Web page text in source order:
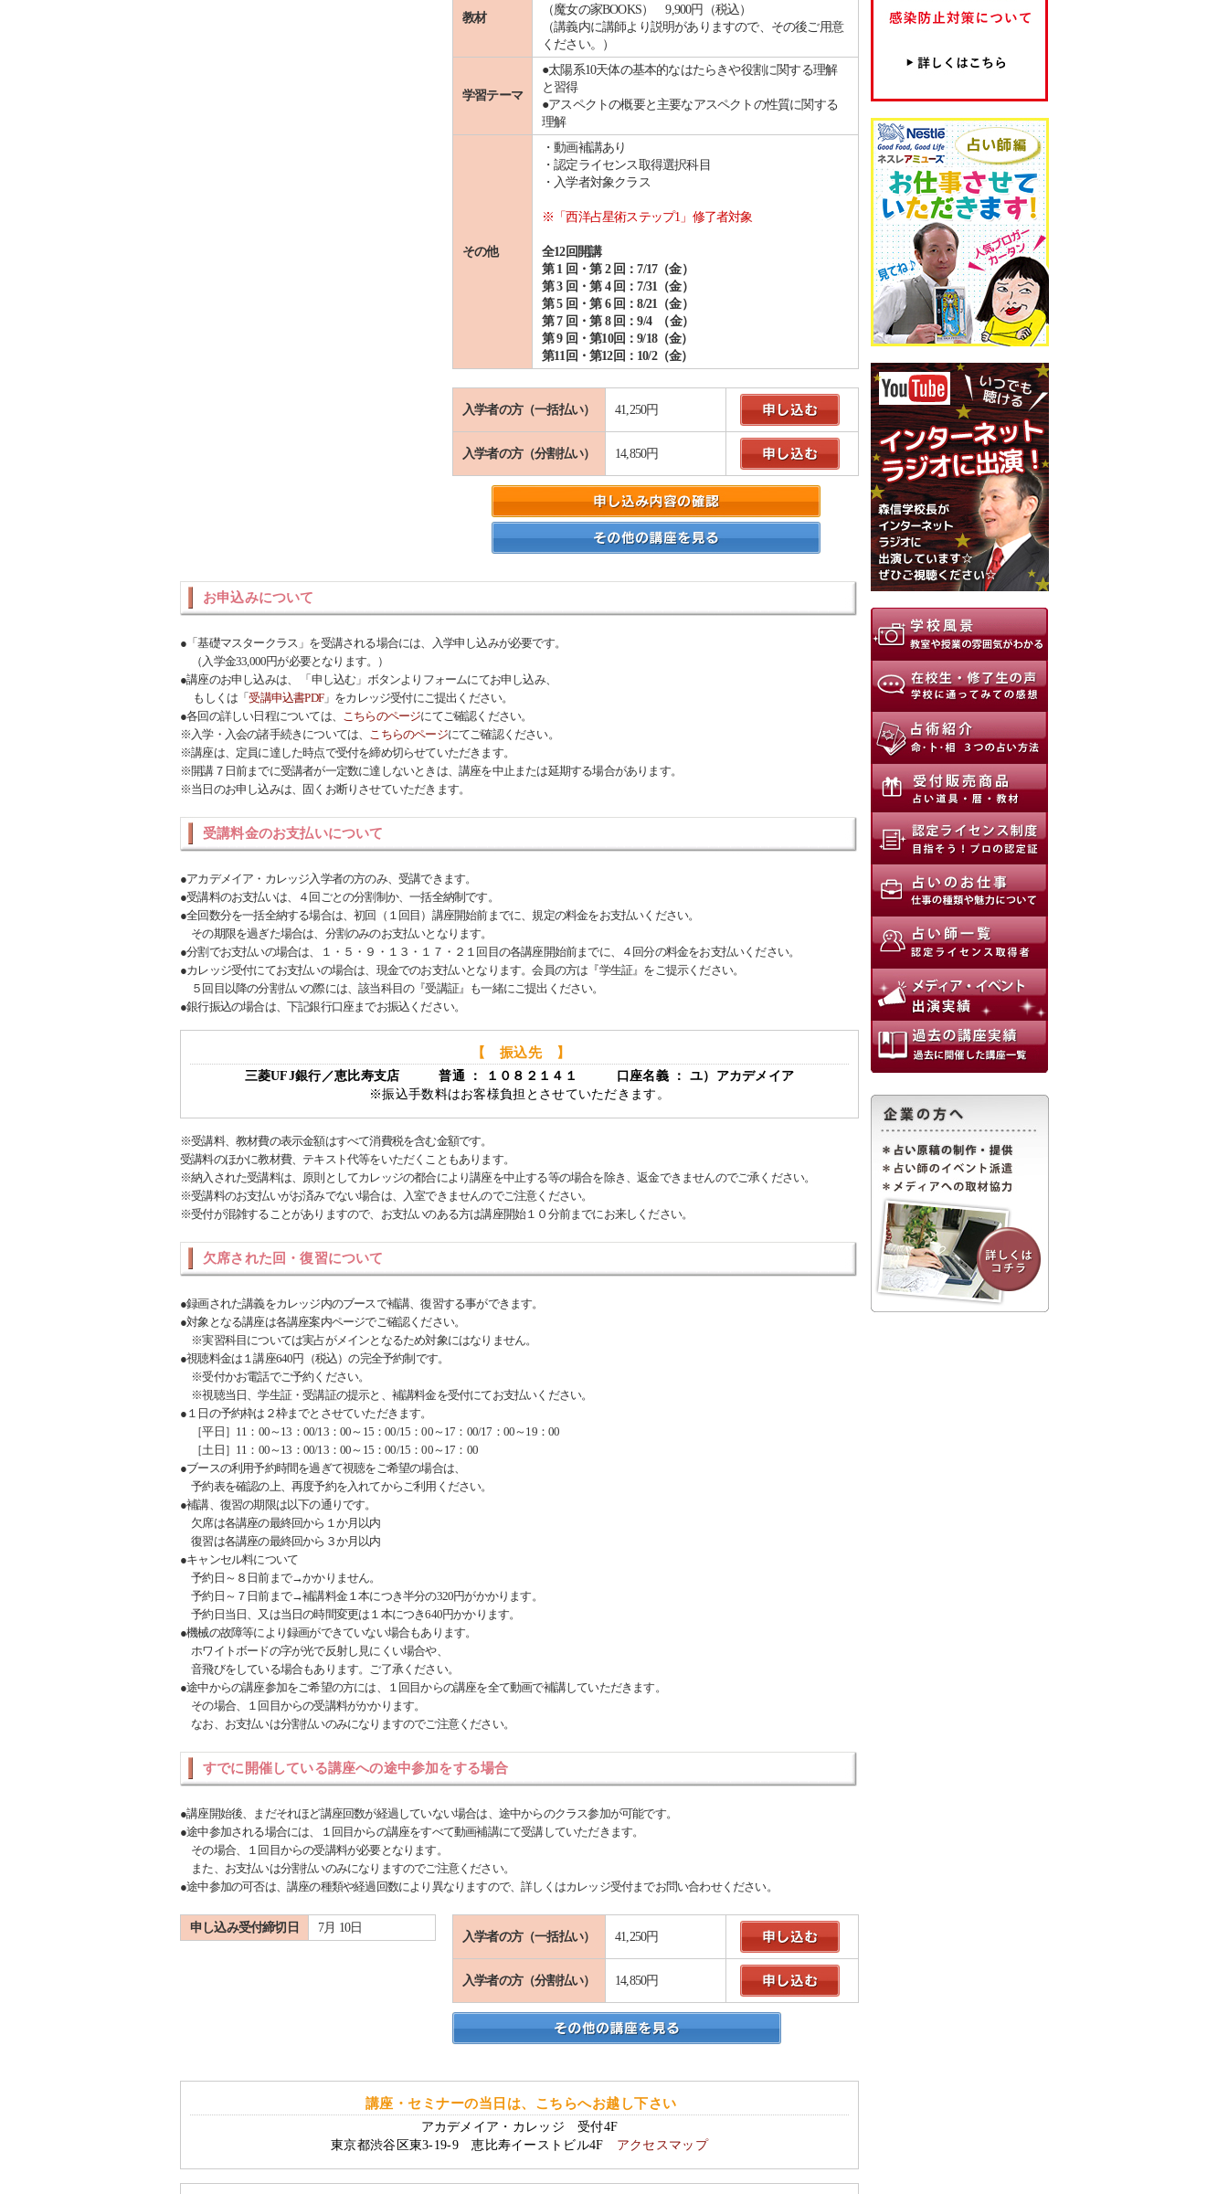
教材
（魔女の家BOOKS） 9,900円（税込）
（講義内に講師より説明がありますので、その後ご用意
ください。）
学習テーマ
●太陽系10天体の基本的なはたらきや役割に関する理解
と習得
●アスペクトの概要と主要なアスペクトの性質に関する
理解
その他
・動画補講あり
・認定ライセンス取得選択科目
・入学者対象クラス
※「西洋占星術ステップ1」修了者対象
全12回開講
第 1 回・第 2 回：7/17（金）
第 3 回・第 4 回：7/31（金）
第 5 回・第 6 回：8/21（金）
第 7 回・第 8 回：9/4 （金）
第 9 回・第10回：9/18（金）
第11回・第12回：10/2（金）
入学者の方（一括払い） 41,250円
入学者の方（分割払い） 14,850円
お申込みについて
●「基礎マスタークラス」を受講される場合には、入学申し込みが必要です。
（入学金33,000円が必要となります。）
●講座のお申し込みは、 「申し込む」ボタンよりフォームにてお申し込み、
もしくは「受講申込書PDF」をカレッジ受付にご提出ください。
●各回の詳しい日程については、 こちらのページにてご確認ください。
※入学・入会の諸手続きについては、 こちらのページにてご確認ください。
※講座は、定員に達した時点で受付を締め切らせていただきます。
※開講７日前までに受講者が一定数に達しないときは、講座を中止または延期する場合があります。
※当日のお申し込みは、固くお断りさせていただきます。
受講料金のお支払いについて
●アカデメイア・カレッジ入学者の方のみ、受講できます。
●受講料のお支払いは、４回ごとの分割制か、一括全納制です。
●全回数分を一括全納する場合は、初回（１回目）講座開始前までに、規定の料金をお支払いください。
その期限を過ぎた場合は、分割のみのお支払いとなります。
●分割でお支払いの場合は、１・５・９・１３・１７・２１回目の各講座開始前までに、４回分の料金をお支払いください。
●カレッジ受付にてお支払いの場合は、現金でのお支払いとなります。会員の方は『学生証』をご提示ください。
５回目以降の分割払いの際には、該当科目の『受講証』も一緒にご提出ください。
●銀行振込の場合は、下記銀行口座までお振込ください。
【 振込先 】
三菱UFJ銀行／恵比寿支店 普通 ： １０８２１４１ 口座名義 ： ユ）アカデメイア
※振込手数料はお客様負担とさせていただきます。
※受講料、教材費の表示金額はすべて消費税を含む金額です。
受講料のほかに教材費、テキスト代等をいただくこともあります。
※納入された受講料は、原則としてカレッジの都合により講座を中止する等の場合を除き、返金できませんのでご承ください。
※受講料のお支払いがお済みでない場合は、入室できませんのでご注意ください。
※受付が混雑することがありますので、お支払いのある方は講座開始１０分前までにお来しください。
欠席された回・復習について
●録画された講義をカレッジ内のブースで補講、復習する事ができます。
●対象となる講座は各講座案内ページでご確認ください。
※実習科目については実占がメインとなるため対象にはなりません。
●視聴料金は１講座640円（税込）の完全予約制です。
※受付かお電話でご予約ください。
※視聴当日、学生証・受講証の提示と、補講料金を受付にてお支払いください。
●１日の予約枠は２枠までとさせていただきます。
［平日］11：00～13：00/13：00～15：00/15：00～17：00/17：00～19：00
［土日］11：00～13：00/13：00～15：00/15：00～17：00
●ブースの利用予約時間を過ぎて視聴をご希望の場合は、
予約表を確認の上、再度予約を入れてからご利用ください。
●補講、復習の期限は以下の通りです。
欠席は各講座の最終回から１か月以内
復習は各講座の最終回から３か月以内
●キャンセル料について
予約日～８日前まで→かかりません。
予約日～７日前まで→補講料金１本につき半分の320円がかかります。
予約日当日、又は当日の時間変更は１本につき640円かかります。
●機械の故障等により録画ができていない場合もあります。
ホワイトボードの字が光で反射し見にくい場合や、
音飛びをしている場合もあります。ご了承ください。
●途中からの講座参加をご希望の方には、１回目からの講座を全て動画で補講していただきます。
その場合、１回目からの受講料がかかります。
なお、お支払いは分割払いのみになりますのでご注意ください。
すでに開催している講座への途中参加をする場合
●講座開始後、まだそれほど講座回数が経過していない場合は、途中からのクラス参加が可能です。
●途中参加される場合には、１回目からの講座をすべて動画補講にて受講していただきます。
その場合、１回目からの受講料が必要となります。
また、お支払いは分割払いのみになりますのでご注意ください。
●途中参加の可否は、講座の種類や経過回数により異なりますので、詳しくはカレッジ受付までお問い合わせください。
申し込み受付締切日 7月 10日
入学者の方（一括払い） 41,250円
入学者の方（分割払い） 14,850円
講座・セミナーの当日は、こちらへお越し下さい
アカデメイア・カレッジ 受付4F
東京都渋谷区東3-19-9 恵比寿イーストビル4F アクセスマップ